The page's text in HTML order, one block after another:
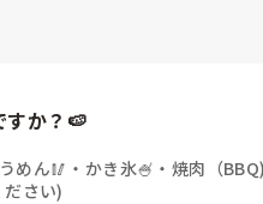
すか？🍉
めん🥢 ・ かき氷🍧 ・ 焼肉（
さい)